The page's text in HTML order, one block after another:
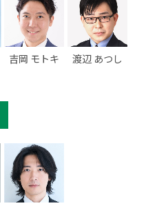
吉岡 モトキ 渡辺 あつし